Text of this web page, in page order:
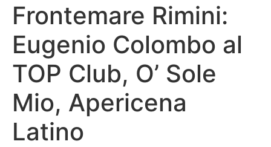
Frontemare Rimini:
Eugenio Colombo al
TOP Club, O’ Sole
Mio, Apericena
Latino